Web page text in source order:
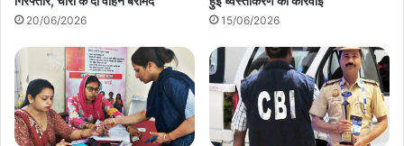
20/06/2026 15/06/2026